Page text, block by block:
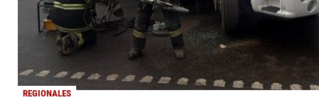
REGIONALES